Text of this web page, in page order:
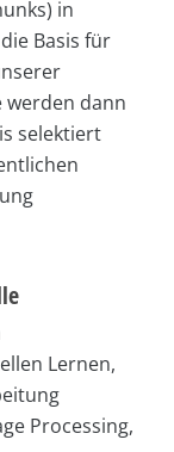
in
Basis für
werden dann
selektiert
Lernen,
Processing,